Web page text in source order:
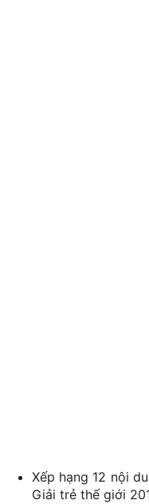
Xếp hạng 12 nội
Giải trẻ thế giới